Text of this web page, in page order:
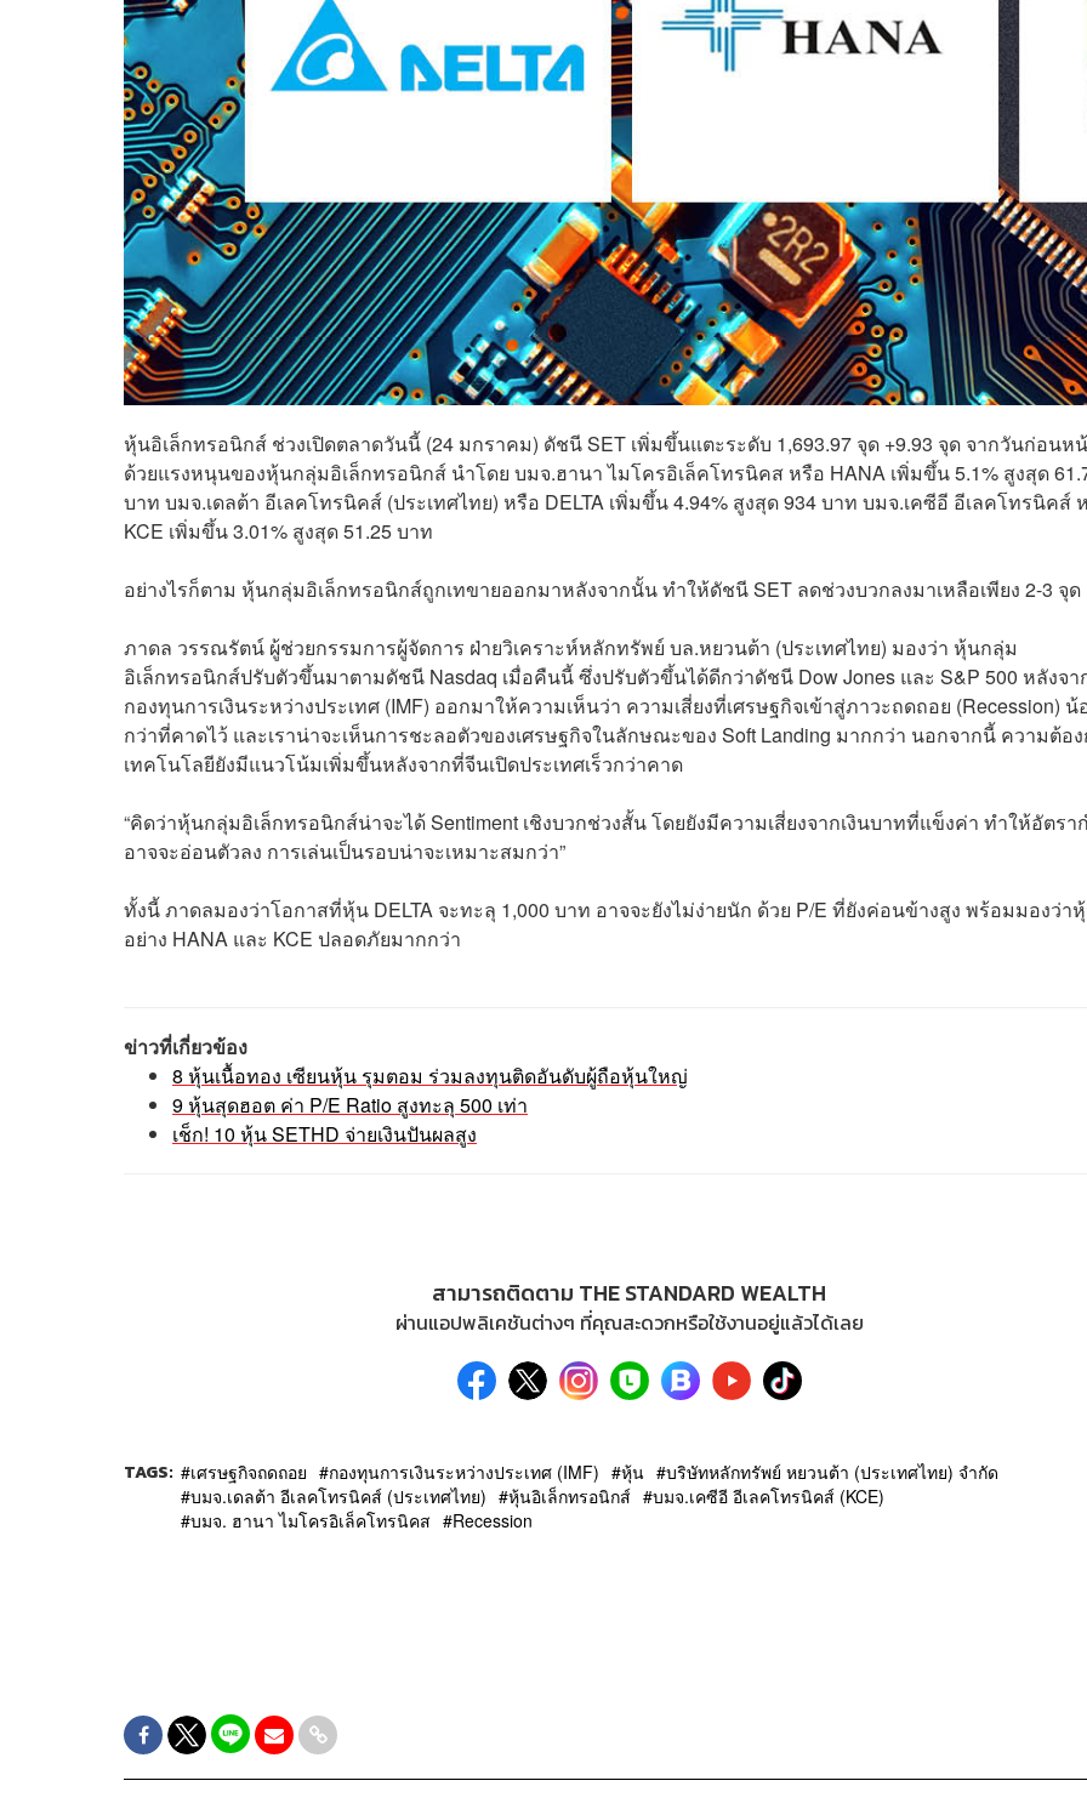
หุ้นอิเล็กทรอนิกส์ ช่วงเปิดตลาดวันนี้ (24 มกราคม) ดัชนี SET เพิ่มขึ้นแตะระดับ 1,693.97 จุด +9.93 จุด จากวันก่อนห
ด้วยแรงหนุนของหุ้นกลุ่มอิเล็กทรอนิกส์ นำโดย บมจ.ฮานา ไมโครอิเล็คโทรนิคส หรือ HANA เพิ่มขึ้น 5.1% สูงสุด
บาท บมจ.เดลต้า อีเลคโทรนิคส์ (ประเทศไทย) หรือ DELTA เพิ่มขึ้น 4.94% สูงสุด 934 บาท บมจ.เคซีอี อีเลคโทรนิคส์
KCE เพิ่มขึ้น 3.01% สูงสุด 51.25 บาท
อย่างไรก็ตาม หุ้นกลุ่มอิเล็กทรอนิกส์ถูกเทขายออกมาหลังจากนั้น ทำให้ดัชนี SET ลดช่วงบวกลงมาเหลือเพียง 2-3 จุด
ภาดล วรรณรัตน์ ผู้ช่วยกรรมการผู้จัดการ ฝ่ายวิเคราะห์หลักทรัพย์ บล.หยวนต้า (ประเทศไทย) มองว่า หุ้นกลุ่ม
อิเล็กทรอนิกส์ปรับตัวขึ้นมาตามดัชนี Nasdaq เมื่อคืนนี้ ซึ่งปรับตัวขึ้นได้ดีกว่าดัชนี Dow Jones และ S&P 500 หลังจา
กองทุนการเงินระหว่างประเทศ (IMF) ออกมาให้ความเห็นว่า ความเสี่ยงที่เศรษฐกิจเข้าสู่ภาวะถดถอย (Recession) น้
กว่าที่คาดไว้ และเราน่าจะเห็นการชะลอตัวของเศรษฐกิจในลักษณะของ Soft Landing มากกว่า นอกจากนี้ ความต้อ
เทคโนโลยียังมีแนวโน้มเพิ่มขึ้นหลังจากที่จีนเปิดประเทศเร็วกว่าคาด
“คิดว่าหุ้นกลุ่มอิเล็กทรอนิกส์น่าจะได้ Sentiment เชิงบวกช่วงสั้น โดยยังมีความเสี่ยงจากเงินบาทที่แข็งค่า ทำให้อัตรา
อาจจะอ่อนตัวลง การเล่นเป็นรอบน่าจะเหมาะสมกว่า”
ทั้งนี้ ภาดลมองว่าโอกาสที่หุ้น DELTA จะทะลุ 1,000 บาท อาจจะยังไม่ง่ายนัก ด้วย P/E ที่ยังค่อนข้างสูง พร้อมมองว่า
อย่าง HANA และ KCE ปลอดภัยมากกว่า
ข่าวที่เกี่ยวข้อง
8 หุ้นเนื้อทอง เซียนหุ้น รุมตอม ร่วมลงทุนติดอันดับผู้ถือหุ้นใหญ่
9 หุ้นสุดฮอต ค่า P/E Ratio สูงทะลุ 500 เท่า
เช็ก! 10 หุ้น SETHD จ่ายเงินปันผลสูง
สามารถติดตาม THE STANDARD WEALTH
ผ่านแอปพลิเคชันต่างๆ ที่คุณสะดวกหรือใช้งานอยู่แล้วได้เลย
TAGS: เศรษฐกิจถดถอย กองทุนการเงินระหว่างประเทศ (IMF) หุ้น
บริษัทหลักทรัพย์ หยวนต้า (ประเทศไทย) จำกัด
บมจ.เดลต้า อีเลคโทรนิคส์ (ประเทศไทย)
หุ้นอิเล็กทรอนิกส์
บมจ.เคซีอี อีเลคโทรนิคส์ (KCE)
บมจ. ฮานา ไมโครอิเล็คโทรนิคส
Recession